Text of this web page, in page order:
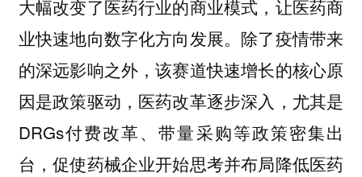
大幅改变了医药行业的商业模式，让医药商
业快速地向数字化方向发展。除了疫情带来
的深远影响之外，该赛道快速增长的核心原
因是政策驱动，医药改革逐步深入，尤其是
DRGs付费改革、带量采购等政策密集出
台，促使药械企业开始思考并布局降低医药